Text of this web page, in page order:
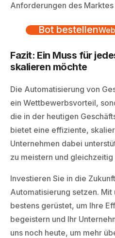
Anforderungen des
Bot bestellen
Fazit: Ein Muss für
skalieren möchte
Die Automatisierung von
ein Wettbewerbsvorteil,
die in der heutigen
bietet eine effiziente,
Unternehmen dabei
zu meistern und
Investieren Sie in die
Automatisierung setzen.
bestens gerüstet, um Ihre
begeistern und Ihr
uns noch heute, um mehr